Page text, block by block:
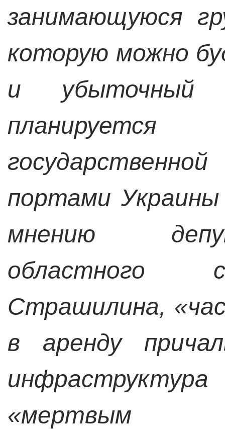
занимающуюся
которую можно
и убыточный
портами
мнению
областного
Страшилина,
в аренду